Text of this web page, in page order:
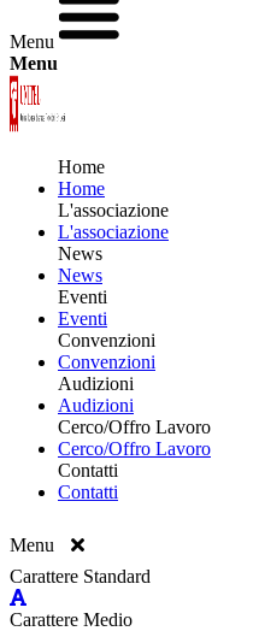
Menu
Menu
Home
Home
L'associazione
L'associazione
News
News
Eventi
Eventi
Convenzioni
Convenzioni
Audizioni
Audizioni
Cerco/Offro Lavoro
Cerco/Offro Lavoro
Contatti
Contatti
Menu
Carattere Standard
Carattere Medio